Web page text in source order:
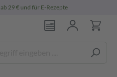
ab 29 € und für E-Rezepte